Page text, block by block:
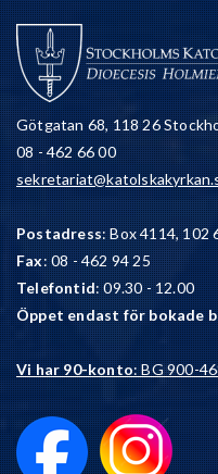
Götgatan 68, 118 26
08 - 462 66 00
Postadress: Box 4114, 102
Fax: 08 - 462 94 25
Telefontid: 09.30 - 12.00
Öppet endast för bokade
Vi har 90-konto: BG 900-